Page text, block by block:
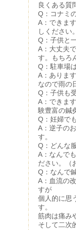
良くある質
Q：コナミ
A：できま
しください
Q：子供と
A：大丈夫
す。もちろ
Q：駐車場
A：ありま
なので雨の
Q：子供も
A：できま
験豊富の鍼
Q：妊婦で
A：逆子の
す。
Q：どんな
A：なんで
ださい。（
Q：なんで
A：血流の
すが
個人的に思
す。
筋肉は痛み
そして二次